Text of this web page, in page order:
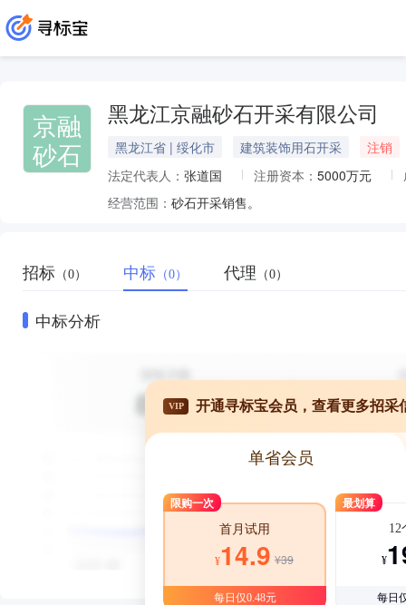
京融
砂石
黑龙江京融砂石开采有限公司
黑龙江省 | 绥化市 建筑装饰用石开采
注销
法定代表人： 张道国 注册资本： 5000万元
经营范围： 砂石开采销售。
招标 （0） 中标 （0） 代理 （0）
中标分析
VIP 开通寻标宝会员，查看更多招采
单省会员
限购一次
首月试用
¥14.9 ¥39
每日仅0.48元
最划算
12
¥
每日